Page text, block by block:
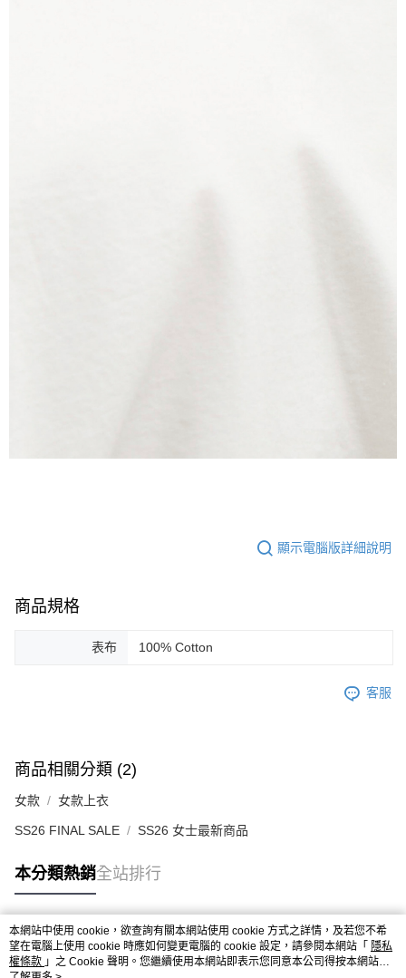
顯示電腦版詳細說明
商品規格
表布 100% Cotton
客服
商品相關分類 (2)
女款 女款上衣
SS26 FINAL SALE SS26 女士最新商品
本分類熱銷全站排行
熱門標籤
本網站中使用 cookie，欲查詢有關本網站使用 cookie 方式之詳情，及若您不希
望在電腦上使用 cookie 時應如何變更電腦的 cookie 設定，請參閱本網站「 隱私
權條款 」之 Cookie 聲明。您繼續使用本網站即表示您同意本公司得按本網站使